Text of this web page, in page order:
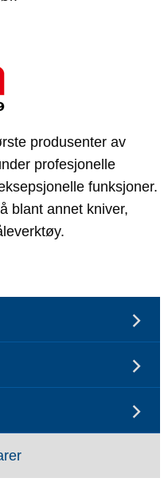
produsenter av
profesjonelle
funksjoner.
blant annet kniver,